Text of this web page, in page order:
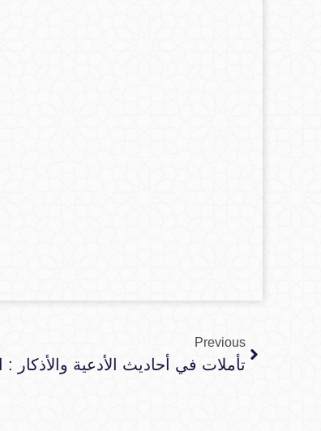
Previous
تأملات في أحاديث الأدعية